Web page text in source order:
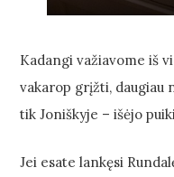
Kadangi važiavome iš
vakarop grįžti, daugiau
tik Joniškyje – išėjo
Jei esate lankęsi